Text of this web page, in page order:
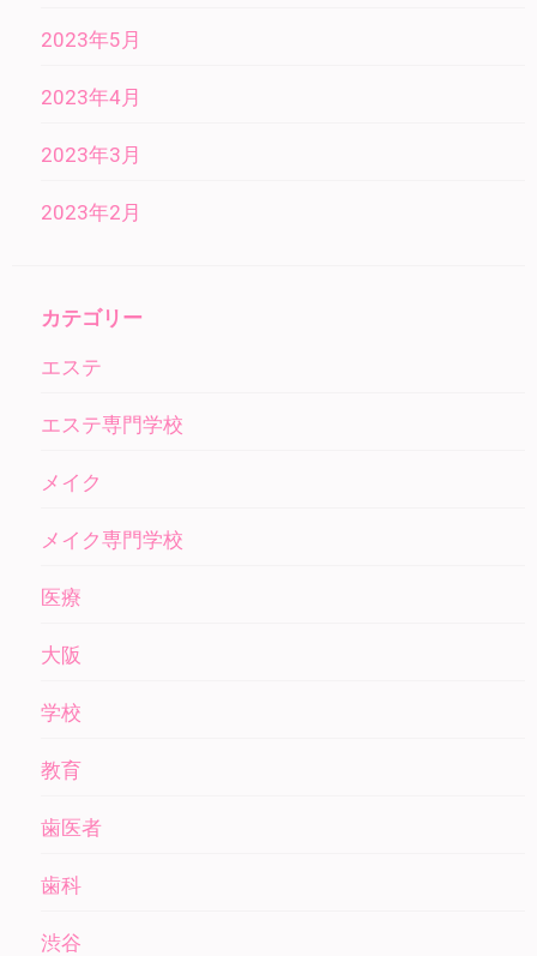
2023年5月
2023年4月
2023年3月
2023年2月
カテゴリー
エステ
エステ専門学校
メイク
メイク専門学校
医療
大阪
学校
教育
歯医者
歯科
渋谷